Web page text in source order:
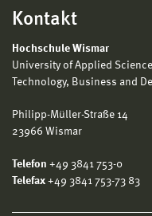
Kontakt
Hochschule Wismar
University of Applied
Technology, Business and
Philipp-Müller-Straße 14
23966 Wismar
Telefon +49 3841 753-0
Telefax +49 3841 753-73 83